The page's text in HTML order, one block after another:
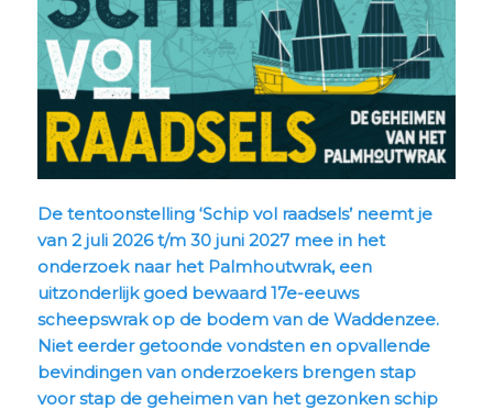
De tentoonstelling ‘Schip vol raadsels’ neemt je
van 2 juli 2026 t/m 30 juni 2027 mee in het
onderzoek naar het Palmhoutwrak, een
uitzonderlijk goed bewaard 17e-eeuws
scheepswrak op de bodem van de Waddenzee.
Niet eerder getoonde vondsten en opvallende
bevindingen van onderzoekers brengen stap
voor stap de geheimen van het gezonken schip